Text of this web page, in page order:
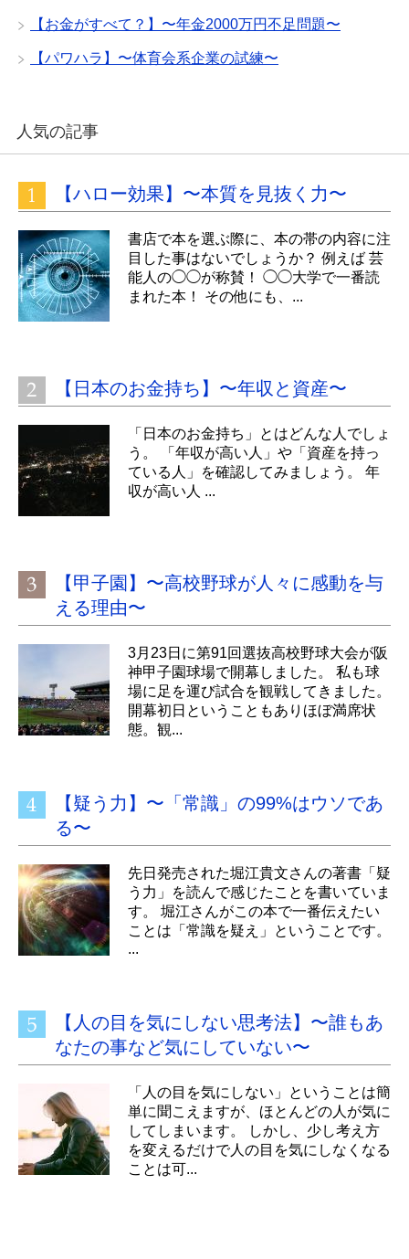
【お金がすべて？】〜年金2000万円不足問題〜
【パワハラ】〜体育会系企業の試練〜
人気の記事
【ハロー効果】〜本質を見抜く力〜
書店で本を選ぶ際に、本の帯の内容に注
目した事はないでしょうか？ 例えば 芸
能人の◯◯が称賛！ ◯◯大学で一番読
まれた本！ その他にも、...
【日本のお金持ち】〜年収と資産〜
「日本のお金持ち」とはどんな人でしょ
う。 「年収が高い人」や「資産を持っ
ている人」を確認してみましょう。 年
収が高い人 ...
【甲子園】〜高校野球が人々に感動を与
える理由〜
3月23日に第91回選抜高校野球大会が阪
神甲子園球場で開幕しました。 私も球
場に足を運び試合を観戦してきました。
開幕初日ということもありほぼ満席状
態。観...
【疑う力】〜「常識」の99%はウソであ
る〜
先日発売された堀江貴文さんの著書「疑
う力」を読んで感じたことを書いていま
す。 堀江さんがこの本で一番伝えたい
ことは「常識を疑え」ということです。
...
【人の目を気にしない思考法】〜誰もあ
なたの事など気にしていない〜
「人の目を気にしない」ということは簡
単に聞こえますが、ほとんどの人が気に
してしまいます。 しかし、少し考え方
を変えるだけで人の目を気にしなくなる
ことは可...